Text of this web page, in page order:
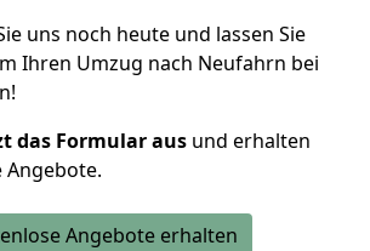
uns noch heute und lassen Sie
Ihren Umzug nach Neufahrn bei
das Formular aus und erhalten
Angebote.
Angebote erhalten